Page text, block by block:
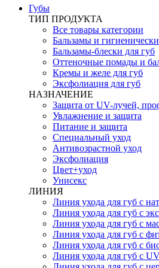
Губы
ТИП ПРОДУКТА
Все товары категории
Бальзамы и
Бальзамы-блески для губ
Оттеночные помады и
Кремы и желе для губ
Эксфолиация для губ
НАЗНАЧЕНИЕ
Защита от UV-лучей,
Увлажнение и защита
Питание и защита
Специальный уход
Антивозрастной уход
Эксфолиация
Цвет+уход
Унисекс
ЛИНИЯ
Линия ухода для губ с
Линия ухода для губ с
Линия ухода для губ с
Линия ухода для губ с
Линия ухода для губ с
Линия ухода для губ с